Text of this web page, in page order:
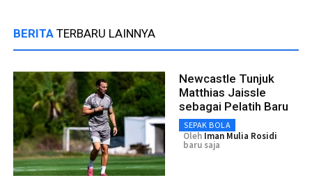
BERITA TERBARU LAINNYA
Newcastle Tunjuk
Matthias Jaissle
sebagai Pelatih Baru
SEPAK BOLA
Oleh Iman Mulia Rosidi
baru saja